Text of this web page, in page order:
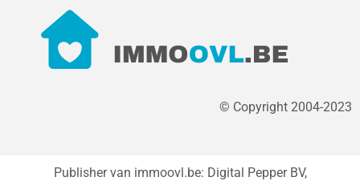
© Copyright 2004-2023
Publisher van immoovl.be: Digital Pepper BV,